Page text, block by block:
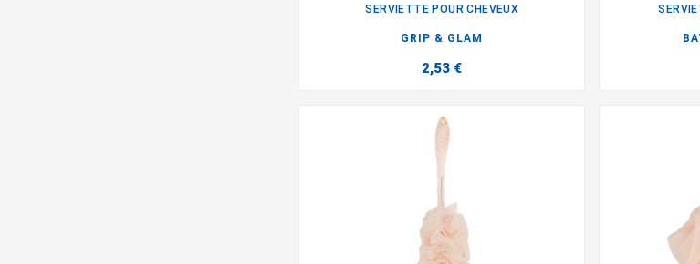
SERVIETTE POUR CHEVEUX
GRIP & GLAM
2,53 €